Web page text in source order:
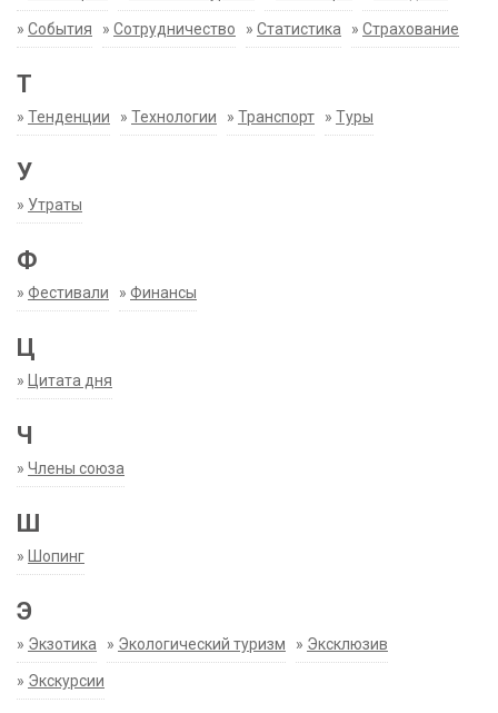
» События » Сотрудничество » Статистика » Страхование
Т
» Тенденции » Технологии » Транспорт » Туры
У
» Утраты
Ф
» Фестивали » Финансы
Ц
» Цитата дня
Ч
» Члены союза
Ш
» Шопинг
Э
» Экзотика » Экологический туризм » Эксклюзив
» Экскурсии